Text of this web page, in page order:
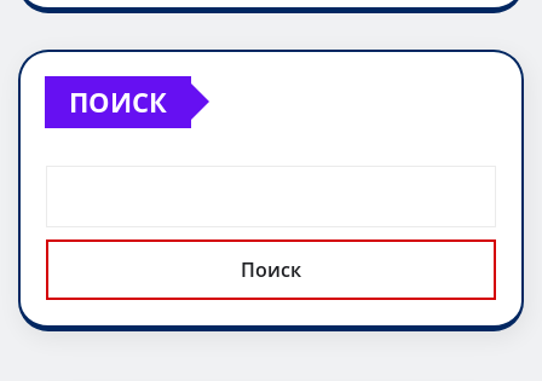
n
o
kl
a
ki
at
s
A
p
er e
gr
п
р
ь
ПОИСК
Поиск